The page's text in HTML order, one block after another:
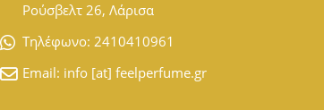
Ρούσβελτ 26, Λάρισα
Tηλέφωνο: 2410410961
Email: info [at] feelperfume.gr